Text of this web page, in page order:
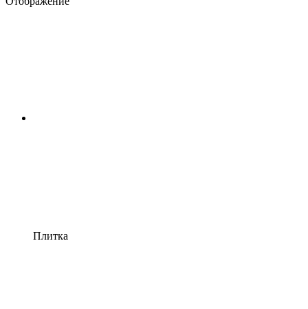
Плитка